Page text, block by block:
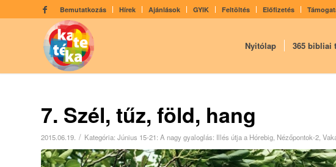
Bemutatkozás Hírek Ajánlások GYIK Feltöltés Előfizetés
Nyitólap 365 bibliai
7. Szél, tűz, föld, hang
2015.06.19. / Kategória: Június 15-21: A nagy gyaloglás: Illés útja a Hórebig Nézőpontok-2